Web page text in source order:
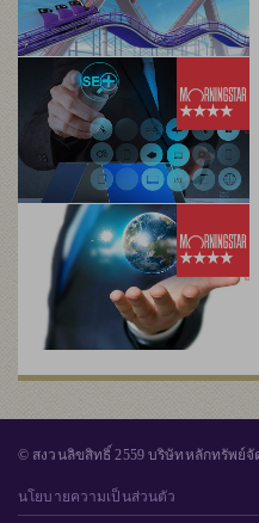
© สงวนลิขสิทธิ์ 2559 บริษัทหลักทรัพย์
นโยบายความเป็นส่วนตัว